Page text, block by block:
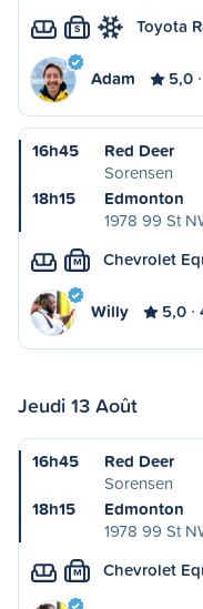
S Toyota
Adam 5,0
16h45
Red Deer
Sorensen
18h15
Edmonton
1978 99 St
M Chevrolet
Willy 5,0
Jeudi 13 Août
16h45
Red Deer
Sorensen
18h15
Edmonton
1978 99 St
M Chevrolet